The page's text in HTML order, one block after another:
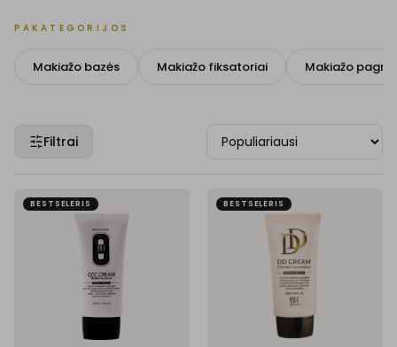
PAKATEGORIJOS
Makiažo bazės Makiažo fiksatoriai Makiažo
Filtrai
BESTSELERIS BESTSELERIS